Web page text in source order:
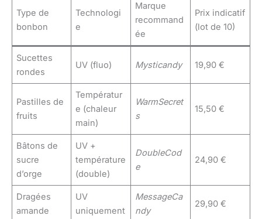
Type de
bonbon
Technologi
e
Marque
recommand
ée
Prix indicatif
(lot de 10)
Sucettes
rondes
UV (fluo) Mysticandy 19,90 €
Pastilles de
fruits
Températur
e (chaleur
main)
WarmSecret
s
15,50 €
Bâtons de
sucre
d’orge
UV +
température
(double)
DoubleCod
e
24,90 €
Dragées
amande
UV
uniquement
MessageCa
ndy
29,90 €